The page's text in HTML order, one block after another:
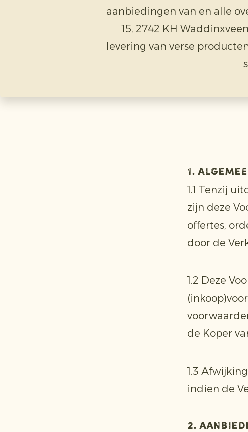
aanbiedingen van en alle
15, 2742 KH
levering van verse
1.
1.1 Tenzij
zijn deze
offertes,
door de
1.2 Deze
de Koper
1.3
indien de
2.